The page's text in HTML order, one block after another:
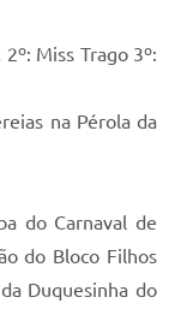
Miss Trago 3º:
na Pérola da
do Carnaval de
do Bloco Filhos
Duquesinha do